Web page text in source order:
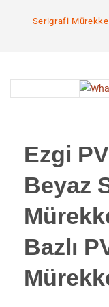
Serigrafi
Ezgi
Beyaz
Bazlı